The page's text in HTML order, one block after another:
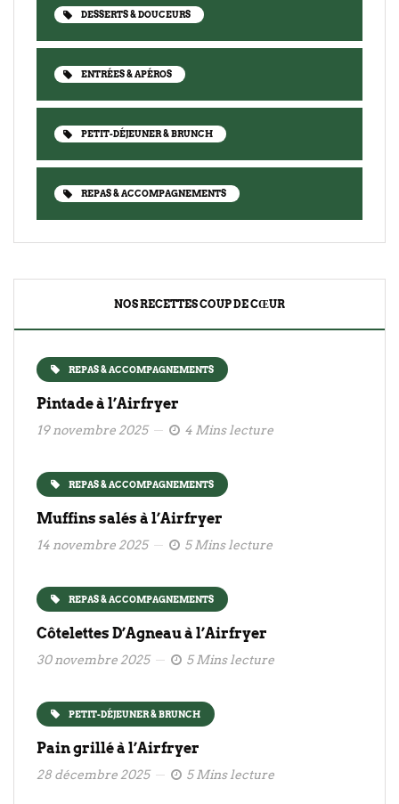
DESSERTS & DOUCEURS
ENTRÉES & APÉROS
PETIT-DÉJEUNER & BRUNCH
REPAS & ACCOMPAGNEMENTS
NOS RECETTES COUP DE CŒUR
REPAS & ACCOMPAGNEMENTS
Pintade à l’Airfryer
19 novembre 2025 4 Mins lecture
REPAS & ACCOMPAGNEMENTS
Muffins salés à l’Airfryer
14 novembre 2025 5 Mins lecture
REPAS & ACCOMPAGNEMENTS
Côtelettes D’Agneau à l’Airfryer
30 novembre 2025 5 Mins lecture
PETIT-DÉJEUNER & BRUNCH
Pain grillé à l’Airfryer
28 décembre 2025 5 Mins lecture